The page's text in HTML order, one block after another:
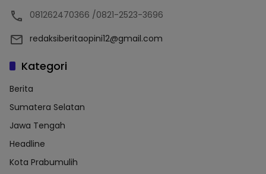
081262470366 /0821-2523-3696
redaksiberitaopini12@gmail.com
Kategori
Berita
Sumatera Selatan
Jawa Tengah
Headline
Kota Prabumulih